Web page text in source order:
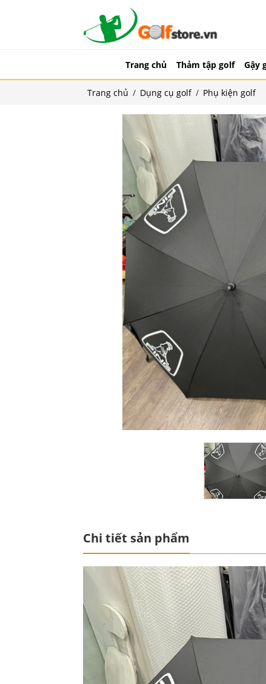
Trang chủ Thảm tập golf Gậy
Trang chủ / Dụng cụ golf / Phụ kiện golf
Chi tiết sản phẩm